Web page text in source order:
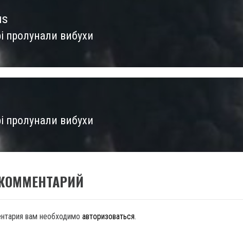
пролунали вибухи
пролунали вибухи
вам необходимо авторизоваться.